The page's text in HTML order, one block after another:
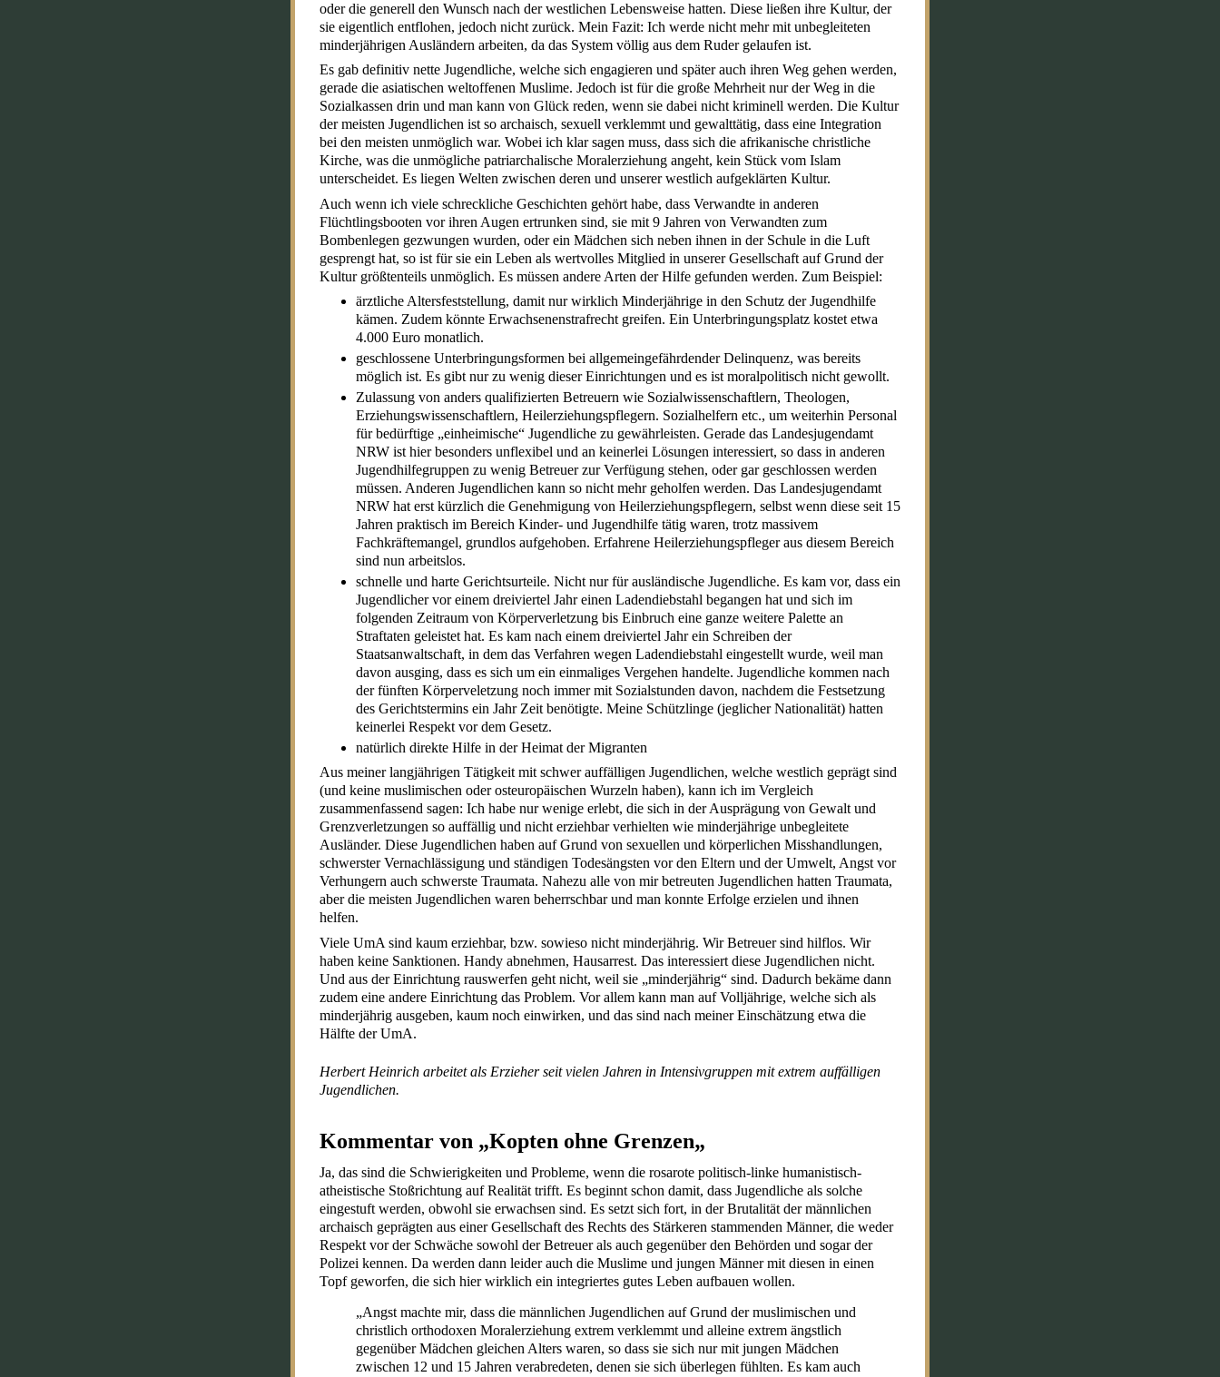
oder die generell den Wunsch nach der westlichen Lebensweise hatten. Diese ließen ihre Kultur, der
sie eigentlich entflohen, jedoch nicht zurück. Mein Fazit: Ich werde nicht mehr mit unbegleiteten
minderjährigen Ausländern arbeiten, da das System völlig aus dem Ruder gelaufen ist.
Es gab definitiv nette Jugendliche, welche sich engagieren und später auch ihren Weg gehen werden,
gerade die asiatischen weltoffenen Muslime. Jedoch ist für die große Mehrheit nur der Weg in die
Sozialkassen drin und man kann von Glück reden, wenn sie dabei nicht kriminell werden. Die Kultur
der meisten Jugendlichen ist so archaisch, sexuell verklemmt und gewalttätig, dass eine Integration
bei den meisten unmöglich war. Wobei ich klar sagen muss, dass sich die afrikanische christliche
Kirche, was die unmögliche patriarchalische Moralerziehung angeht, kein Stück vom Islam
unterscheidet. Es liegen Welten zwischen deren und unserer westlich aufgeklärten Kultur.
Auch wenn ich viele schreckliche Geschichten gehört habe, dass Verwandte in anderen
Flüchtlingsbooten vor ihren Augen ertrunken sind, sie mit 9 Jahren von Verwandten zum
Bombenlegen gezwungen wurden, oder ein Mädchen sich neben ihnen in der Schule in die Luft
gesprengt hat, so ist für sie ein Leben als wertvolles Mitglied in unserer Gesellschaft auf Grund der
Kultur größtenteils unmöglich. Es müssen andere Arten der Hilfe gefunden werden. Zum Beispiel:
ärztliche Altersfeststellung, damit nur wirklich Minderjährige in den Schutz der Jugendhilfe
kämen. Zudem könnte Erwachsenenstrafrecht greifen. Ein Unterbringungsplatz kostet etwa
4.000 Euro monatlich.
geschlossene Unterbringungsformen bei allgemeingefährdender Delinquenz, was bereits
möglich ist. Es gibt nur zu wenig dieser Einrichtungen und es ist moralpolitisch nicht gewollt.
Zulassung von anders qualifizierten Betreuern wie Sozialwissenschaftlern, Theologen,
Erziehungswissenschaftlern, Heilerziehungspflegern. Sozialhelfern etc., um weiterhin Personal
für bedürftige „einheimische“ Jugendliche zu gewährleisten. Gerade das Landesjugendamt
NRW ist hier besonders unflexibel und an keinerlei Lösungen interessiert, so dass in anderen
Jugendhilfegruppen zu wenig Betreuer zur Verfügung stehen, oder gar geschlossen werden
müssen. Anderen Jugendlichen kann so nicht mehr geholfen werden. Das Landesjugendamt
NRW hat erst kürzlich die Genehmigung von Heilerziehungspflegern, selbst wenn diese seit 15
Jahren praktisch im Bereich Kinder- und Jugendhilfe tätig waren, trotz massivem
Fachkräftemangel, grundlos aufgehoben. Erfahrene Heilerziehungspfleger aus diesem Bereich
sind nun arbeitslos.
schnelle und harte Gerichtsurteile. Nicht nur für ausländische Jugendliche. Es kam vor, dass ein
Jugendlicher vor einem dreiviertel Jahr einen Ladendiebstahl begangen hat und sich im
folgenden Zeitraum von Körperverletzung bis Einbruch eine ganze weitere Palette an
Straftaten geleistet hat. Es kam nach einem dreiviertel Jahr ein Schreiben der
Staatsanwaltschaft, in dem das Verfahren wegen Ladendiebstahl eingestellt wurde, weil man
davon ausging, dass es sich um ein einmaliges Vergehen handelte. Jugendliche kommen nach
der fünften Körperveletzung noch immer mit Sozialstunden davon, nachdem die Festsetzung
des Gerichtstermins ein Jahr Zeit benötigte. Meine Schützlinge (jeglicher Nationalität) hatten
keinerlei Respekt vor dem Gesetz.
natürlich direkte Hilfe in der Heimat der Migranten
Aus meiner langjährigen Tätigkeit mit schwer auffälligen Jugendlichen, welche westlich geprägt sind
(und keine muslimischen oder osteuropäischen Wurzeln haben), kann ich im Vergleich
zusammenfassend sagen: Ich habe nur wenige erlebt, die sich in der Ausprägung von Gewalt und
Grenzverletzungen so auffällig und nicht erziehbar verhielten wie minderjährige unbegleitete
Ausländer. Diese Jugendlichen haben auf Grund von sexuellen und körperlichen Misshandlungen,
schwerster Vernachlässigung und ständigen Todesängsten vor den Eltern und der Umwelt, Angst vor
Verhungern auch schwerste Traumata. Nahezu alle von mir betreuten Jugendlichen hatten Traumata,
aber die meisten Jugendlichen waren beherrschbar und man konnte Erfolge erzielen und ihnen
helfen.
Viele UmA sind kaum erziehbar, bzw. sowieso nicht minderjährig. Wir Betreuer sind hilflos. Wir
haben keine Sanktionen. Handy abnehmen, Hausarrest. Das interessiert diese Jugendlichen nicht.
Und aus der Einrichtung rauswerfen geht nicht, weil sie „minderjährig“ sind. Dadurch bekäme dann
zudem eine andere Einrichtung das Problem. Vor allem kann man auf Volljährige, welche sich als
minderjährig ausgeben, kaum noch einwirken, und das sind nach meiner Einschätzung etwa die
Hälfte der UmA.
Herbert Heinrich arbeitet als Erzieher seit vielen Jahren in Intensivgruppen mit extrem auffälligen
Jugendlichen.
Kommentar von „Kopten ohne Grenzen„
Ja, das sind die Schwierigkeiten und Probleme, wenn die rosarote politisch-linke humanistisch-
atheistische Stoßrichtung auf Realität trifft. Es beginnt schon damit, dass Jugendliche als solche
eingestuft werden, obwohl sie erwachsen sind. Es setzt sich fort, in der Brutalität der männlichen
archaisch geprägten aus einer Gesellschaft des Rechts des Stärkeren stammenden Männer, die weder
Respekt vor der Schwäche sowohl der Betreuer als auch gegenüber den Behörden und sogar der
Polizei kennen. Da werden dann leider auch die Muslime und jungen Männer mit diesen in einen
Topf geworfen, die sich hier wirklich ein integriertes gutes Leben aufbauen wollen.
„Angst machte mir, dass die männlichen Jugendlichen auf Grund der muslimischen und
christlich orthodoxen Moralerziehung extrem verklemmt und alleine extrem ängstlich
gegenüber Mädchen gleichen Alters waren, so dass sie sich nur mit jungen Mädchen
zwischen 12 und 15 Jahren verabredeten, denen sie sich überlegen fühlten. Es kam auch